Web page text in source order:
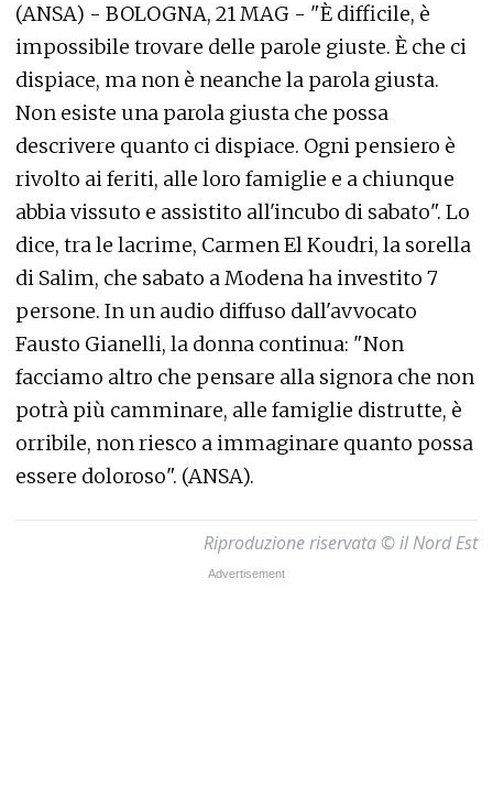
(ANSA) - BOLOGNA, 21 MAG - "È difficile, è
impossibile trovare delle parole giuste. È che ci
dispiace, ma non è neanche la parola giusta.
Non esiste una parola giusta che possa
descrivere quanto ci dispiace. Ogni pensiero è
rivolto ai feriti, alle loro famiglie e a chiunque
abbia vissuto e assistito all'incubo di sabato". Lo
dice, tra le lacrime, Carmen El Koudri, la sorella
di Salim, che sabato a Modena ha investito 7
persone. In un audio diffuso dall'avvocato
Fausto Gianelli, la donna continua: "Non
facciamo altro che pensare alla signora che non
potrà più camminare, alle famiglie distrutte, è
orribile, non riesco a immaginare quanto possa
essere doloroso". (ANSA).
Riproduzione riservata © il Nord Est